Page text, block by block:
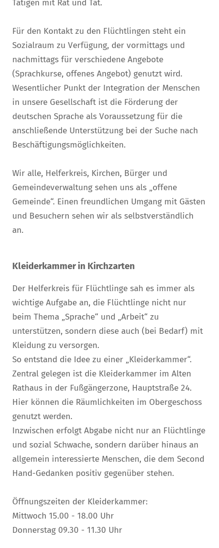
Tätigen mit Rat und Tat.
Für den Kontakt zu den Flüchtlingen steht ein
Sozialraum zu Verfügung, der vormittags und
nachmittags für verschiedene Angebote
(Sprachkurse, offenes Angebot) genutzt wird.
Wesentlicher Punkt der Integration der Menschen
in unsere Gesellschaft ist die Förderung der
deutschen Sprache als Voraussetzung für die
anschließende Unterstützung bei der Suche nach
Beschäftigungsmöglichkeiten.
Wir alle, Helferkreis, Kirchen, Bürger und
Gemeindeverwaltung sehen uns als „offene
Gemeinde“. Einen freundlichen Umgang mit Gästen
und Besuchern sehen wir als selbstverständlich
an.
Kleiderkammer in Kirchzarten
Der Helferkreis für Flüchtlinge sah es immer als
wichtige Aufgabe an, die Flüchtlinge nicht nur
beim Thema „Sprache“ und „Arbeit“ zu
unterstützen, sondern diese auch (bei Bedarf) mit
Kleidung zu versorgen.
So entstand die Idee zu einer „Kleiderkammer“.
Zentral gelegen ist die Kleiderkammer im Alten
Rathaus in der Fußgängerzone, Hauptstraße 24.
Hier können die Räumlichkeiten im Obergeschoss
genutzt werden.
Inzwischen erfolgt Abgabe nicht nur an Flüchtlinge
und sozial Schwache, sondern darüber hinaus an
allgemein interessierte Menschen, die dem Second
Hand-Gedanken positiv gegenüber stehen.
Öffnungszeiten der Kleiderkammer:
Mittwoch 15.00 - 18.00 Uhr
Donnerstag 09.30 - 11.30 Uhr